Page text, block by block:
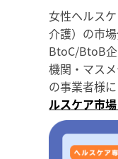
女性ヘルス
介護）の市
BtoC/BtoB
機関・マス
の事業者様
ルスケア市